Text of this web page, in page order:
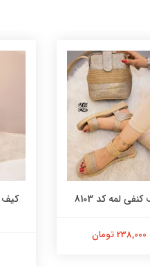
لمه کد 8103
238,000 تومان